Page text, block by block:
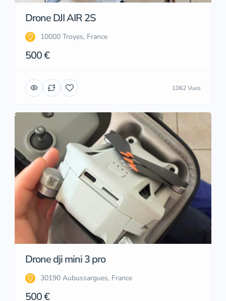
Drone DJI AIR 2S
10000 Troyes, France
500 €
1062 Vues
Drone dji mini 3 pro
30190 Aubussargues, France
500 €